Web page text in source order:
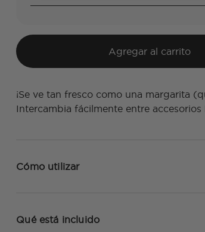
Agregar al carrito
¡Se ve tan fresco como una margarita
Intercambia fácilmente entre accesorios
Cómo utilizar
Qué está incluido